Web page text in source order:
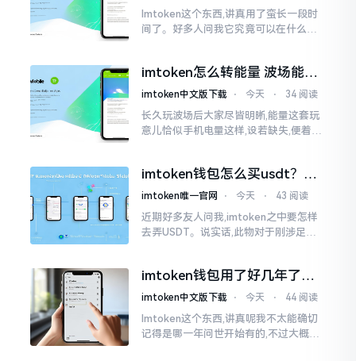
Imtoken这个东西,讲真用了蛮长一段时
间了。好多人问我它究竟可以在什么设
给予支持
imtoken怎么转能量 波场能量
转换教程
imtoken中文版下载 ⋅ 今天 ⋅ 34 阅读
长久玩波场后大家尽皆明晰,能量这套玩
意儿恰似手机电量这样,设若缺失,便着实
imtoken钱包怎么买usdt？老
手教你简单三步搞定
imtoken唯一官网 ⋅ 今天 ⋅ 43 阅读
近期好多友人问我,imtoken之中要怎样
去弄USDT。说实话,此物对于刚涉足币
imtoken钱包用了好几年了，
到底多少年了？
imtoken中文版下载 ⋅ 今天 ⋅ 44 阅读
Imtoken这个东西,讲真呢我不太能确切
记得是哪一年问世开始有的,不过大概在